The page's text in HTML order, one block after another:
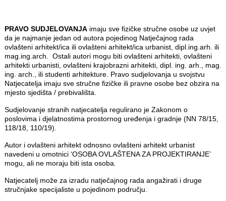
PRAVO SUDJELOVANJAimaju sve fizičke stručne osobe uz uvjet
da je najmanje jedan od autora pojedinog Natječajnog rada
ovlašteni arhitekt/ica ili ovlašteni arhitekt/ica urbanist, dipl.ing.arh. ili
mag.ing.arch. Ostali autori mogu biti ovlašteni arhitekti, ovlašteni
arhitekti urbanisti, ovlašteni krajobrazni arhitekti, dipl. ing. arh., mag.
ing. arch., ili studenti arhitekture. Pravo sudjelovanja u svojstvu
Natjecatelja imaju sve stručne fizičke ili pravne osobe bez obzira na
mjesto sjedišta / prebivališta.
Sudjelovanje stranih natjecatelja regulirano je Zakonom o
poslovima i djelatnostima prostornog uređenja i gradnje (NN 78/15,
118/18, 110/19).
Autor i ovlašteni arhitekt odnosno ovlašteni arhitekt urbanist
navedeni u omotnici ‘OSOBA OVLAŠTENA ZA PROJEKTIRANJE’
mogu, ali ne moraju biti ista osoba.
Natjecatelj može za izradu natječajnog rada angažirati i druge
stručnjake specijaliste u pojedinom području.